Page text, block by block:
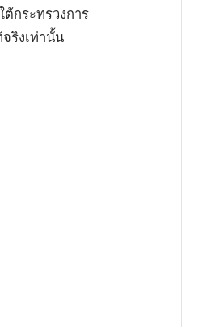
กระทรวงการ
ริงเท่านั้น